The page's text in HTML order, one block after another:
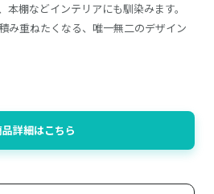
本棚などインテリアにも馴染みます。
み重ねたくなる、唯一無二のデザイン
詳細はこちら